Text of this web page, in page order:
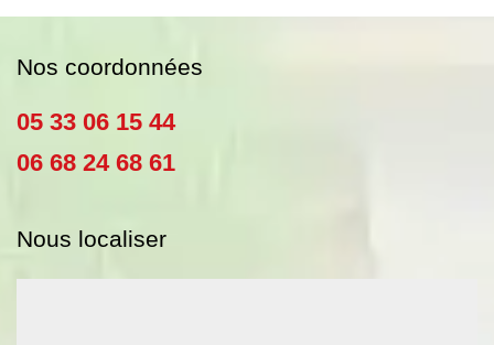
Nos coordonnées
05 33 06 15 44
06 68 24 68 61
Nous localiser